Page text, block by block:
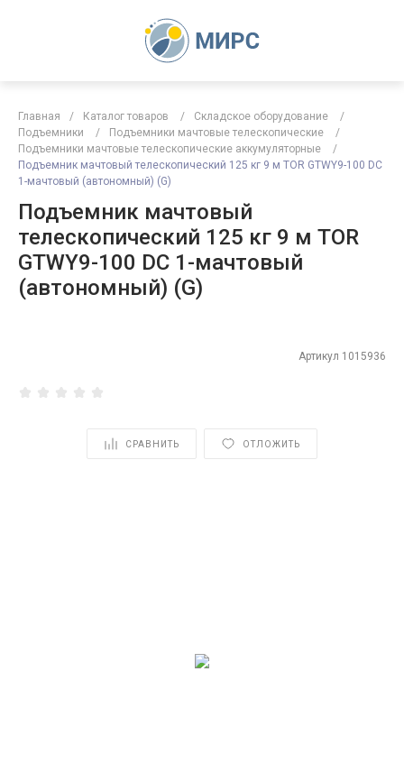
Главная / Каталог товаров / Складское оборудование
/
Подъемники
/ Подъемники мачтовые телескопические
/
Подъемники мачтовые телескопические аккумуляторные
/
Подъемник мачтовый телескопический 125 кг 9 м TOR GTWY9-100 DC
1-мачтовый (автономный) (G)
Подъемник мачтовый
телескопический 125 кг 9 м TOR
GTWY9-100 DC 1-мачтовый
(автономный) (G)
Артикул 1015936
СРАВНИТЬ ОТЛОЖИТЬ